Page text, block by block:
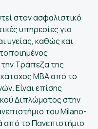
στον ασφαλιστικό
υπηρεσίες για
υγείας, καθώς και
Τράπεζα της
MBA από το
Είναι επίσης
Διπλώματος στην
του Milano-
από το Πανεπιστήμιο